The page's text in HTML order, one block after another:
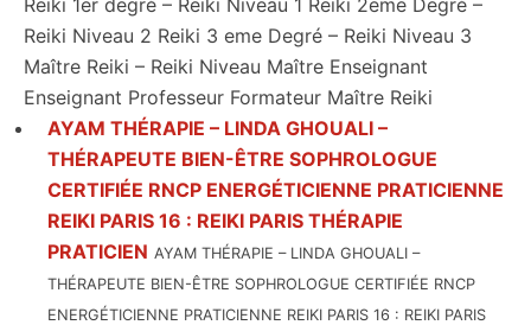
Reiki 1er degré – Reiki Niveau 1 Reiki 2eme Degré –
Reiki Niveau 2 Reiki 3 eme Degré – Reiki Niveau 3
Maître Reiki – Reiki Niveau Maître Enseignant
Enseignant Professeur Formateur Maître Reiki
AYAM THÉRAPIE – LINDA GHOUALI –
THÉRAPEUTE BIEN-ÊTRE SOPHROLOGUE
CERTIFIÉE RNCP ENERGÉTICIENNE PRATICIENNE
REIKI PARIS 16 : REIKI PARIS THÉRAPIE
PRATICIEN AYAM THÉRAPIE – LINDA GHOUALI –
THÉRAPEUTE BIEN-ÊTRE SOPHROLOGUE CERTIFIÉE RNCP
ENERGÉTICIENNE PRATICIENNE REIKI PARIS 16 : REIKI PARIS